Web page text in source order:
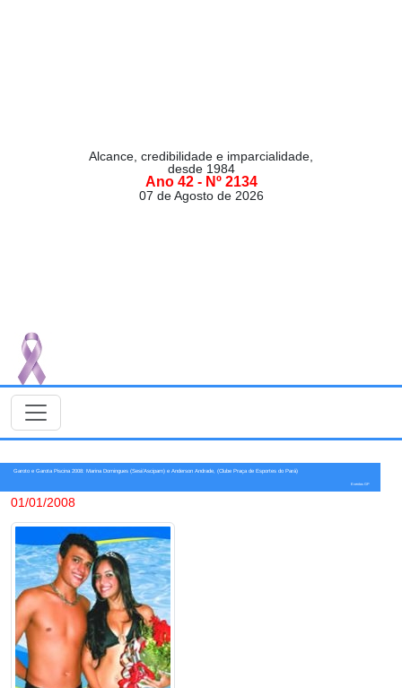
Alcance, credibilidade e imparcialidade,
desde 1984
Ano 42 - Nº 2134
07 de Agosto de 2026
Garoto e Garota Piscina 2008: Marina Domingues (Sesi/Ascipam) e Anderson Andrade, (Clube Praça de Esportes do Pará)
Eventos GP
01/01/2008